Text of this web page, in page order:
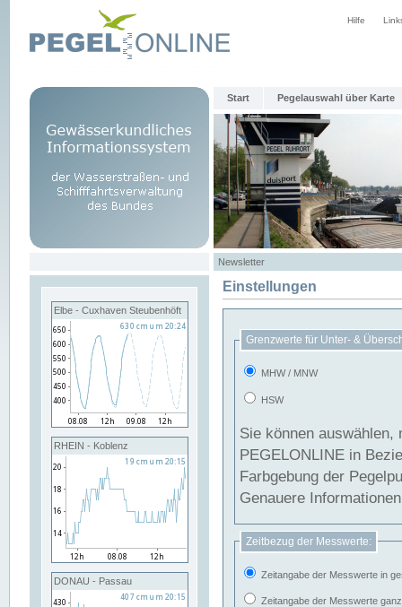
Hilfe
Start Pegelauswahl über Karte
Newsletter
Elbe - Cuxhaven Steubenhöft
RHEIN - Koblenz
DONAU - Passau
Einstellungen
Grenzwerte für Unter- &
MHW / MNW
HSW
Sie können
PEGELONLINE in Beziehung
Farbgebung der
Genauere
Zeitbezug der Messwerte:
Zeitangabe der Messwerte in
Zeitangabe der Messwerte